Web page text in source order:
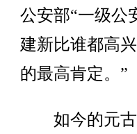
公安部“一级公
建新比谁都高
的最高肯定。”
如今的元古